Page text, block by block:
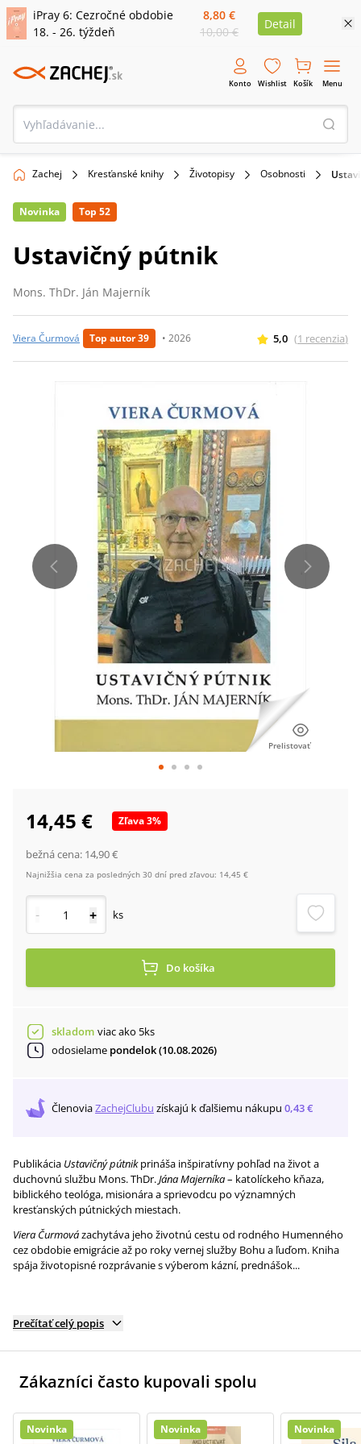
iPray 6: Cezročné obdobie
18. - 26. týždeň
8,80 €
10,00 €
Detail
Konto Wishlist Košík Menu
Zachej Kresťanské knihy Životopisy Osobnosti
Novinka Top 52
Ustavičný pútnik
Mons. ThDr. Ján Majerník
Viera Čurmová Top autor 39 • 2026 5,0 (1 recenzia)
Prelistovať
14,45 € Zľava3%
bežná cena: 14,90 €
Najnižšia cena za posledných 30 dní pred zľavou: 14,45 €
- + ks
Do košíka
skladom viac ako 5ks
odosielame pondelok (10.08.2026)
ČlenoviaZachejClubu získajú k ďalšiemu nákupu 0,43 €
Publikácia Ustavičný pútnikprináša inšpiratívny pohľad na život a
duchovnú službu Mons. ThDr.Jána Majerníka– katolíckeho kňaza,
biblického teológa, misionára a sprievodcu po významných
kresťanských pútnických miestach.
Viera Čurmovázachytáva jeho životnú cestu od rodného Humenného
cez obdobie emigrácie až po roky vernej služby Bohu a ľuďom. Kniha
spája životopisné rozprávanie s výberom kázní, prednášok...
Prečítať celý popis
Zákazníci často kupovali spolu
Novinka
Novinka
Novinka